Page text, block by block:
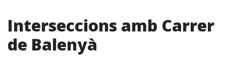
Interseccions amb Carrer
de Balenyà